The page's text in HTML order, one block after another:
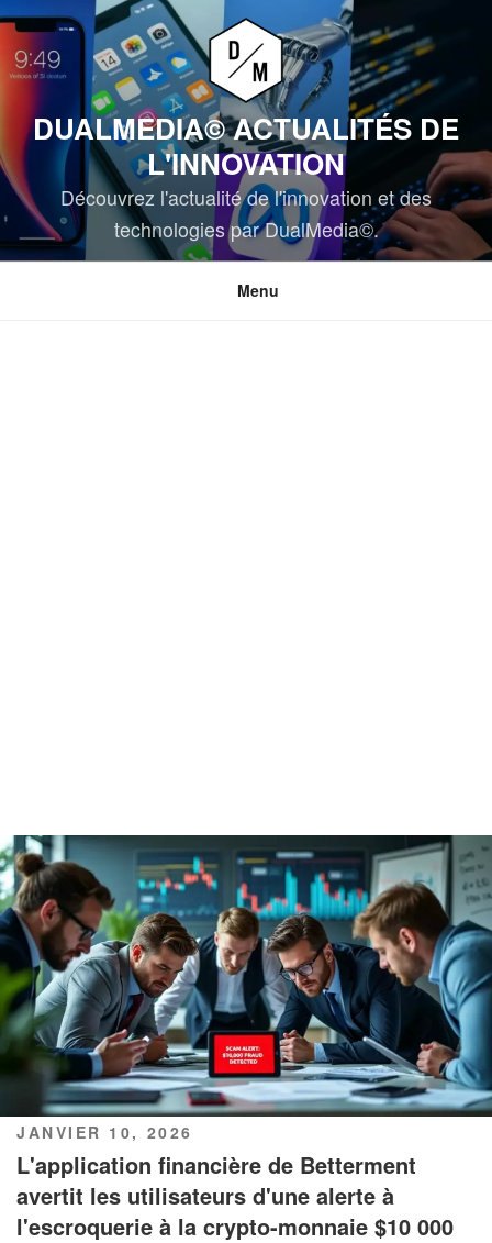
Aller
au
contenu
DUALMEDIA© ACTUALITÉS DE
L'INNOVATION
Découvrez l'actualité de l'innovation et des
technologies par DualMedia©.
Menu
PUBLIÉ
LE
JANVIER 10, 2026
L'application financière de Betterment
avertit les utilisateurs d'une alerte à
l'escroquerie à la crypto-monnaie $10 000